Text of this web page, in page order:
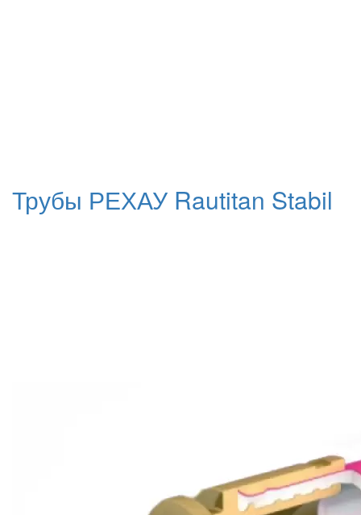
Трубы РЕХАУ Rautitan Stabil